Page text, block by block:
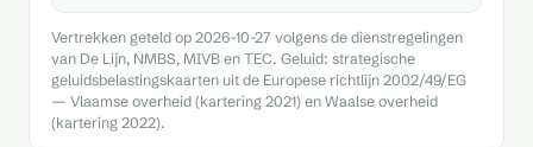
Vertrekken geteld op 2026-10-27 volgens de dienstregelingen
van De Lijn, NMBS, MIVB en TEC. Geluid: strategische
geluidsbelastingskaarten uit de Europese richtlijn 2002/49/EG
— Vlaamse overheid (kartering 2021) en Waalse overheid
(kartering 2022).